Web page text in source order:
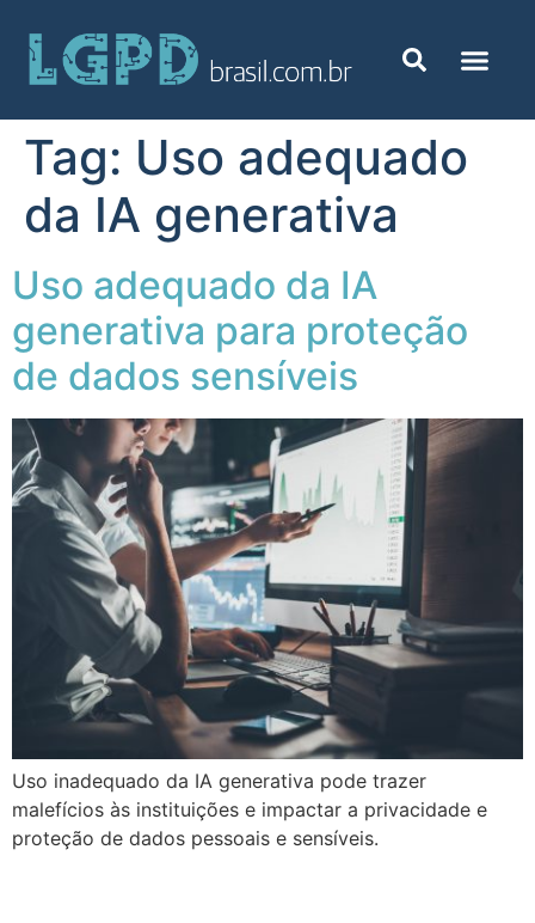
Tag: Uso adequado
da IA generativa
Uso adequado da IA
generativa para proteção
de dados sensíveis
Uso inadequado da IA generativa pode trazer
malefícios às instituições e impactar a privacidade e
proteção de dados pessoais e sensíveis.